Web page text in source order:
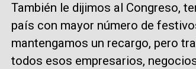
También le dijimos al Congreso,
país con mayor número de
mantengamos un recargo, pero
todos esos empresarios,